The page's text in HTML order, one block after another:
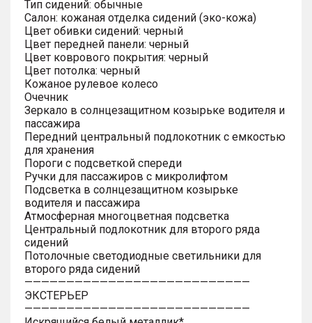
Тип сидений: обычные
Салон: кожаная отделка сидений (эко-кожа)
Цвет обивки сидений: черный
Цвет передней панели: черный
Цвет коврового покрытия: черный
Цвет потолка: черный
Кожаное рулевое колесо
Очечник
Зеркало в солнцезащитном козырьке водителя и
пассажира
Передний центральный подлокотник с емкостью
для хранения
Пороги с подсветкой спереди
Ручки для пассажиров с микролифтом
Подсветка в солнцезащитном козырьке
водителя и пассажира
Атмосферная многоцветная подсветка
Центральный подлокотник для второго ряда
сидений
Потолочные светодиодные светильники для
второго ряда сидений
———————————————————————————
ЭКСТЕРЬЕР
———————————————————————————